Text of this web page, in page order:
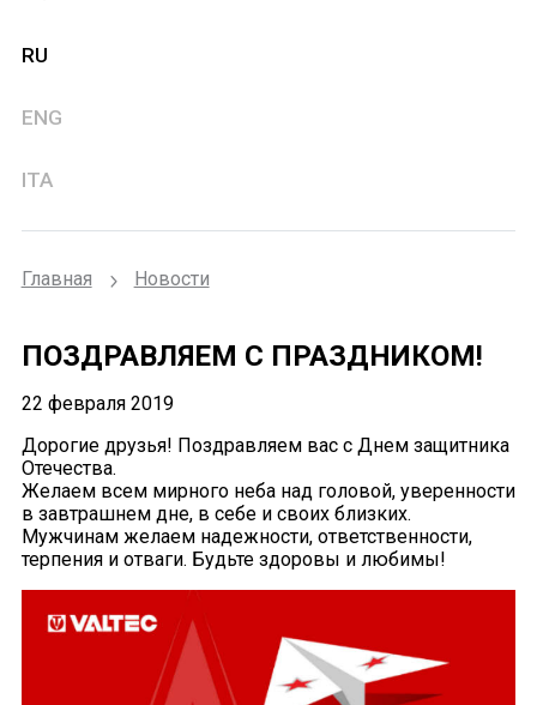
RU
ENG
ITA
Главная Новости
ПОЗДРАВЛЯЕМ С ПРАЗДНИКОМ!
22 февраля 2019
Дорогие друзья! Поздравляем вас с Днем защитника
Отечества.
Желаем всем мирного неба над головой, уверенности
в завтрашнем дне, в себе и своих близких.
Мужчинам желаем надежности, ответственности,
терпения и отваги. Будьте здоровы и любимы!